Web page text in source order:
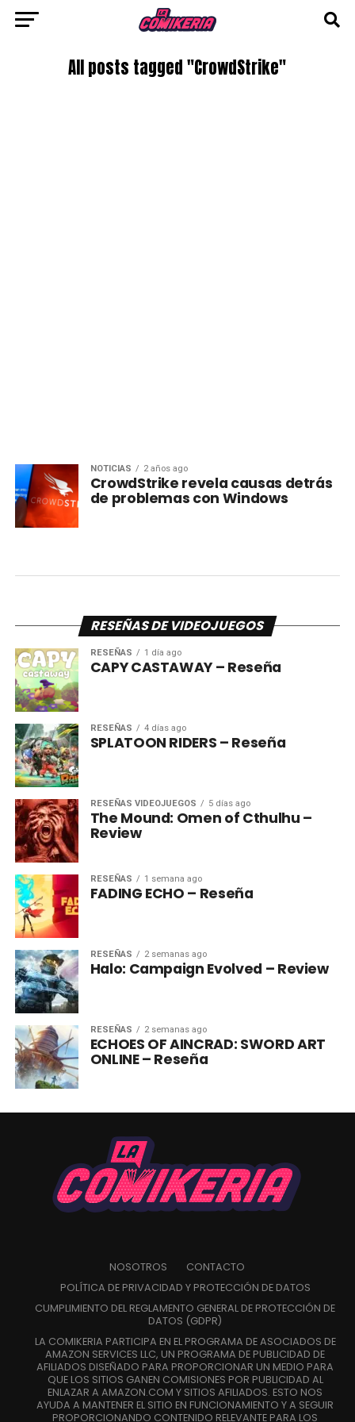
All posts tagged "CrowdStrike"
NOTICIAS 2 años ago
CrowdStrike revela causas detrás
de problemas con Windows
RESEÑAS DE VIDEOJUEGOS
RESEÑAS 1 día ago
CAPY CASTAWAY – Reseña
RESEÑAS 4 días ago
SPLATOON RIDERS – Reseña
RESEÑAS VIDEOJUEGOS 5 días ago
The Mound: Omen of Cthulhu –
Review
RESEÑAS 1 semana ago
FADING ECHO – Reseña
RESEÑAS 2 semanas ago
Halo: Campaign Evolved – Review
RESEÑAS 2 semanas ago
ECHOES OF AINCRAD: SWORD ART
ONLINE – Reseña
NOSOTROS
CONTACTO
POLÍTICA DE PRIVACIDAD Y PROTECCIÓN DE DATOS
CUMPLIMIENTO DEL REGLAMENTO GENERAL DE PROTECCIÓN DE
DATOS (GDPR)
LA COMIKERIA PARTICIPA EN EL PROGRAMA DE ASOCIADOS DE
AMAZON SERVICES LLC, UN PROGRAMA DE PUBLICIDAD DE
AFILIADOS DISEÑADO PARA PROPORCIONAR UN MEDIO PARA
QUE LOS SITIOS GANEN COMISIONES POR PUBLICIDAD AL
ENLAZAR A AMAZON.COM Y SITIOS AFILIADOS. ESTO NOS
AYUDA A MANTENER EL SITIO EN FUNCIONAMIENTO Y A SEGUIR
PROPORCIONANDO CONTENIDO RELEVANTE PARA LOS